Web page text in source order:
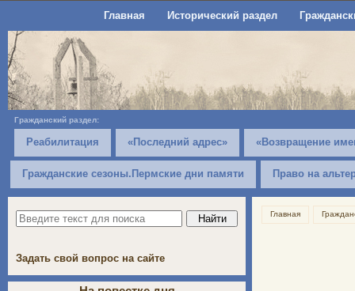
Главная Исторический раздел
Гражданский раздел:
Реабилитация «Последний адрес» «Возвращение
Гражданские сезоны.Пермские дни памяти Право на
Главная
Задать свой вопрос на сайте